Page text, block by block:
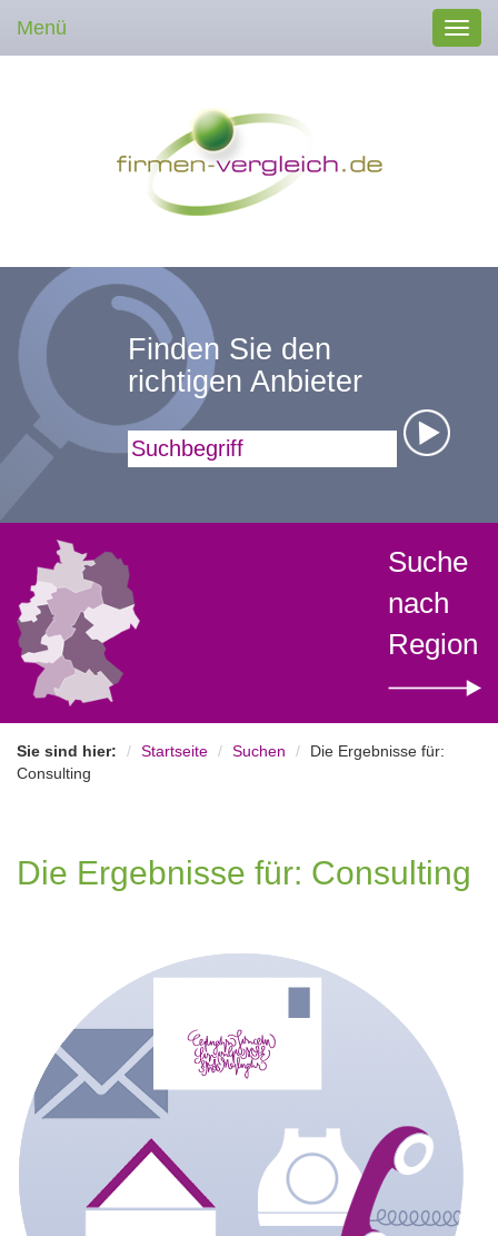
Menü
Finden Sie den
richtigen Anbieter
Suchbegriff
Suche
nach
Region
Sie sind hier: Startseite Suchen
Die Ergebnisse für:
Consulting
Die Ergebnisse für: Consulting